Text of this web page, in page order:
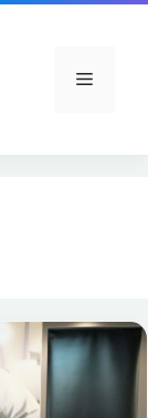
Menu